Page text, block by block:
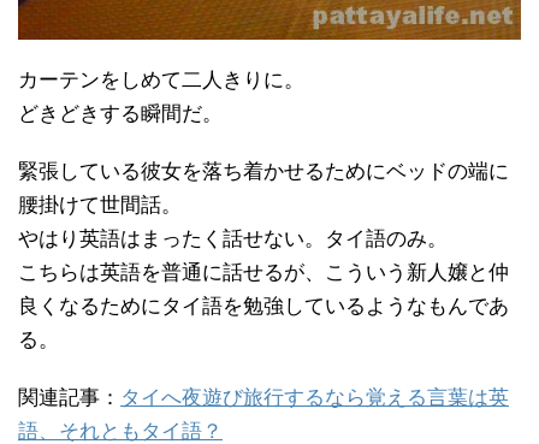
カーテンをしめて二人きりに。
どきどきする瞬間だ。
緊張している彼女を落ち着かせるためにベッドの端に
腰掛けて世間話。
やはり英語はまったく話せない。タイ語のみ。
こちらは英語を普通に話せるが、こういう新人嬢と仲
良くなるためにタイ語を勉強しているようなもんであ
る。
関連記事： タイへ夜遊び旅行するなら覚える言葉は英
語、それともタイ語？